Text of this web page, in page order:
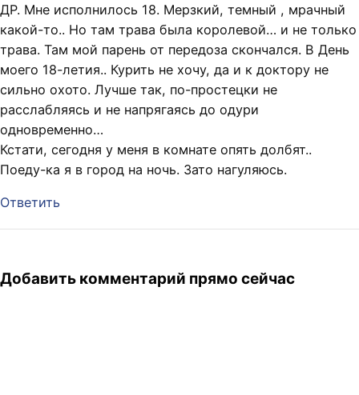
ДР. Мне исполнилось 18. Мерзкий, темный , мрачный
какой-то.. Но там трава была королевой… и не только
трава. Там мой парень от передоза скончался. В День
моего 18-летия.. Курить не хочу, да и к доктору не
сильно охото. Лучше так, по-простецки не
расслабляясь и не напрягаясь до одури
одновременно…
Кстати, сегодня у меня в комнате опять долбят..
Поеду-ка я в город на ночь. Зато нагуляюсь.
Ответить
Добавить комментарий прямо сейчас